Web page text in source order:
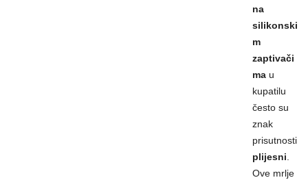
na
silikonski
m
zaptivači
ma u
kupatilu
često su
znak
prisutnosti
plijesni.
Ove mrlje